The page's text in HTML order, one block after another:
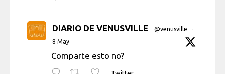
DIARIO DE VENUSVILLE @venusville
·
8 May
Comparte esto no?